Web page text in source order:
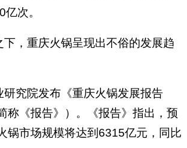
次。
下，重庆火锅呈现出不俗的发展趋
研究院发布《重庆火锅发展报告
称《报告》）。《报告》指出，预
锅市场规模将达到6315亿元，同比